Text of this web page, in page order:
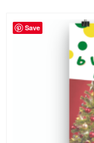
Save